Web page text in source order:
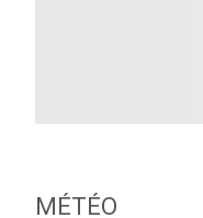
MÉTÉO